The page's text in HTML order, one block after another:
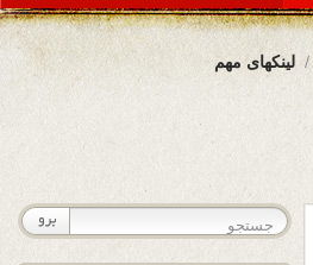
لینکهای مهم